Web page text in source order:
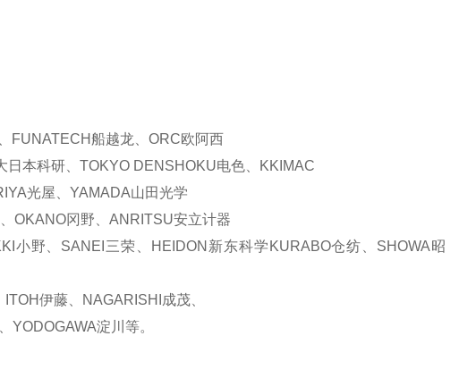
FUNATECH船越龙、 ORC欧阿西
日本科研、 TOKYO DENSHOKU电色、
KKIMAC
光屋、 YAMADA山田光学
OKANO冈野、 ANRITSU安立计器
小野、 SANEI 三荣、 HEIDON 新东科学 KURABO仓纺、 SHOWA昭
ITOH伊藤、 NAGARISHI 成茂、
YODOGAWA淀川等。